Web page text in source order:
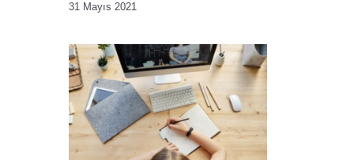
31 Mayıs 2021